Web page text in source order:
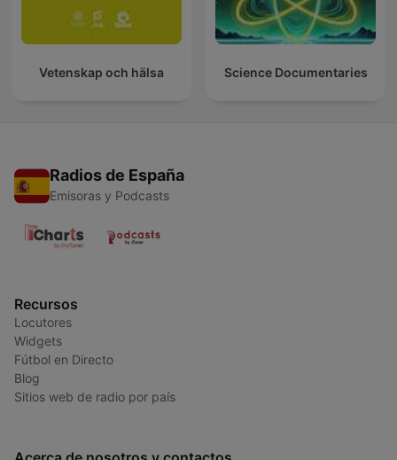
Vetenskap och hälsa Science Documentaries
Radios de España
Emisoras y Podcasts
Recursos
Locutores
Widgets
Fútbol en Directo
Blog
Sitios web de radio por país